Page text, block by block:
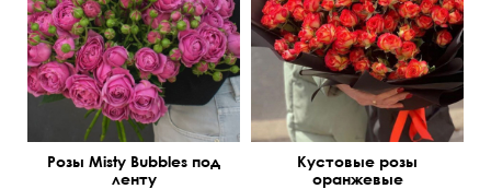
50 см 50 см
Розы Misty Bubbles под
ленту
пленке
Кустовые розы
оранжевые